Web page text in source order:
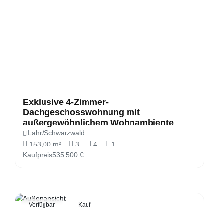
Exklusive 4-Zimmer-
Dachgeschosswohnung mit
außergewöhnlichem Wohnambiente
Lahr/Schwarzwald
153,00 m²
3 4
1
Kaufpreis535.500 €
Verfügbar Kauf